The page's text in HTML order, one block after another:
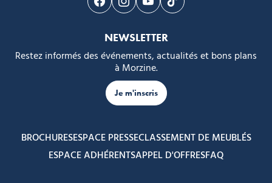
Suivez-nous sur Facebook
Suivez-nous sur Instagram
Suivez-nous sur Youtube
Suivez-nous sur
NEWSLETTER
Restez informés des événements, actualités et bons plans
à Morzine.
Je m'inscris
BROCHURESESPACE PRESSECLASSEMENT DE MEUBLÉS
ESPACE ADHÉRENTSAPPEL D'OFFRESFAQ